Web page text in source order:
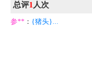
总评1 人次
参**： {猪头}...